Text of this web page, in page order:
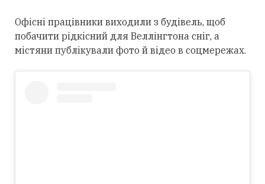
Офісні працівники виходили з будівель, щоб
побачити рідкісний для Веллінгтона сніг, а
містяни публікували фото й відео в соцмережах.